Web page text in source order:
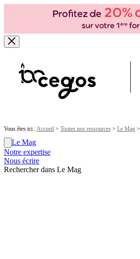
Vous êtes ici :Accueil > Toutes nos ressources > Le Mag >
Le Mag
Notre expertise
Nous écrire
Rechercher dans Le Mag